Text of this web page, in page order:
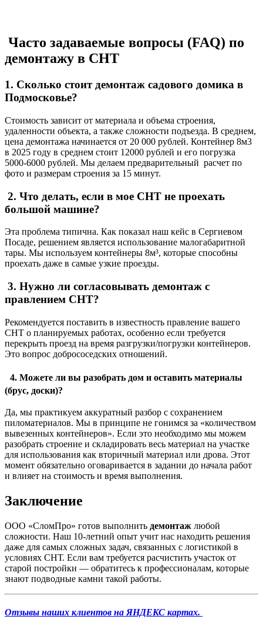
Часто задаваемые вопросы (FAQ) по
демонтажу в СНТ
1. Сколько стоит демонтаж садового домика в
Подмосковье?
Стоимость зависит от материала и объема строения,
удаленности объекта, а также сложности подъезда. В среднем,
цена демонтажа начинается от 20 000 рублей. Контейнер 8м3
в 2025 году в среднем стоит 12000 рублей и его погрузка
5000-6000 рублей. Мы делаем предварительный расчет по
фото и размерам строения за 15 минут.
2. Что делать, если в мое СНТ не проехать
большой машине?
Эта проблема типична. Как показал наш кейс в Сергиевом
Посаде, решением является использование малогабаритной
тары. Мы используем контейнеры 8м³, которые способны
проехать даже в самые узкие проезды.
3. Нужно ли согласовывать демонтаж с
правлением СНТ?
Рекомендуется поставить в известность правление вашего
СНТ о планируемых работах, особенно если требуется
перекрыть проезд на время разгрузки/погрузки контейнеров.
Это вопрос добрососедских отношений.
4. Можете ли вы разобрать дом и оставить материалы
(брус, доски)?
Да, мы практикуем аккуратный разбор с сохранением
пиломатериалов. Мы в принципе не гонимся за «количеством
вывезенных контейнеров». Если это необходимо мы можем
разобрать строение и складировать весь материал на участке
для использования как вторичный материал или дрова. Этот
момент обязательно оговаривается в задании до начала работ
и влияет на стоимость и время выполнения.
Заключение
ООО «СломПро» готов выполнить демонтаж любой
сложности. Наш 10-летний опыт учит нас находить решения
даже для самых сложных задач, связанных с логистикой в
условиях СНТ. Если вам требуется расчистить участок от
старой постройки — обратитесь к профессионалам, которые
знают подводные камни такой работы.
Отзывы наших клиентов на ЯНДЕКС картах.